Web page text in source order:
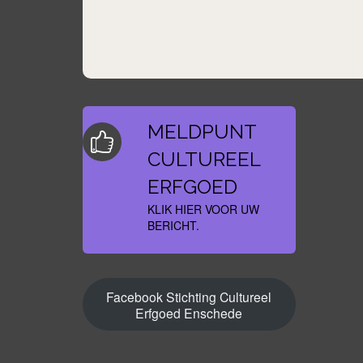
MELDPUNT
CULTUREEL
ERFGOED
KLIK HIER VOOR UW
BERICHT.
Facebook Stichting Cultureel
Erfgoed Enschede